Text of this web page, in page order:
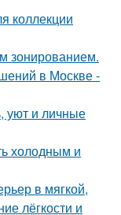
коллекции
зонированием.
в Москве -
уют и личные
холодным и
в мягкой,
лёгкости и